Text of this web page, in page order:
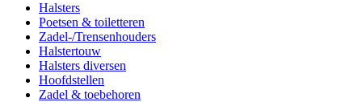
Halsters
Poetsen & toiletteren
Zadel-/Trensenhouders
Halstertouw
Halsters diversen
Hoofdstellen
Zadel & toebehoren